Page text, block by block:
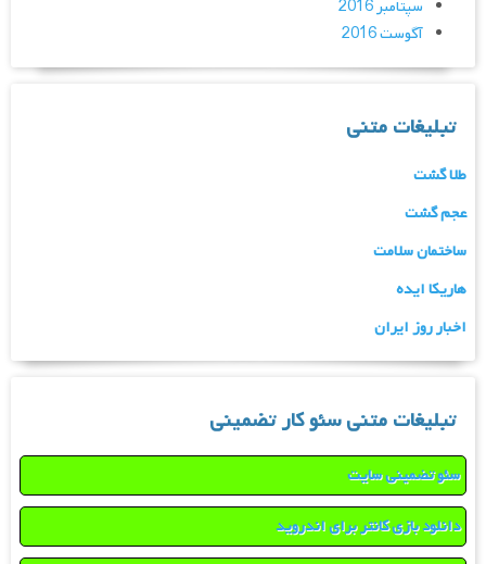
سپتامبر 2016
آگوست 2016
تبلیغات متنی
طلا گشت
عجم گشت
ساختمان سلامت
هاریکا ایده
اخبار روز ایران
تبلیغات متنی سئو کار تضمینی
سئو تضمینی سایت
دانلود بازی کانتر برای اندروید